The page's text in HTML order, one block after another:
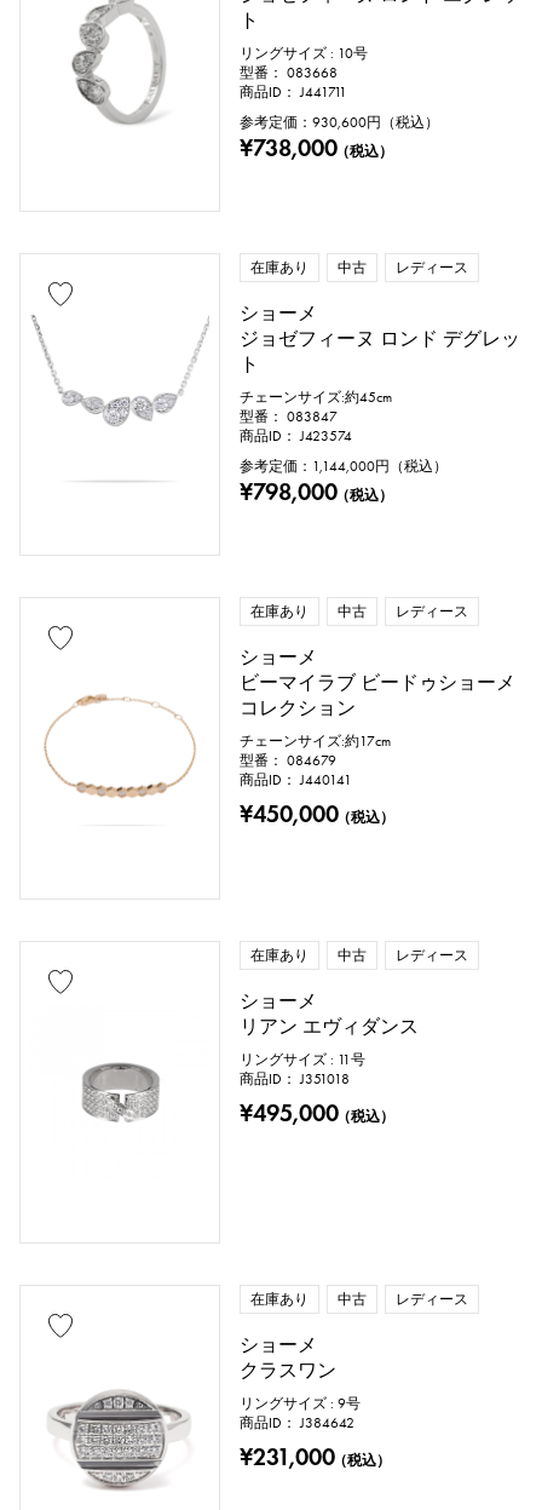
ト
リングサイズ : 10号
型番： 083668
商品ID： J441711
参考定価：930,600円（税込）
¥738,000（税込）
在庫あり 中古 レディース
ショーメ
ジョゼフィーヌ ロンド デグレッ
ト
チェーンサイズ:約45cm
型番： 083847
商品ID： J423574
参考定価： 1,144,000円（税込）
¥798,000（税込）
在庫あり 中古 レディース
ショーメ
ビーマイラブ ビードゥショーメ
コレクション
チェーンサイズ:約17cm
型番： 084679
商品ID： J440141
¥450,000（税込）
在庫あり 中古 レディース
ショーメ
リアン エヴィダンス
リングサイズ : 11号
商品ID： J351018
¥495,000（税込）
在庫あり 中古 レディース
ショーメ
クラスワン
リングサイズ : 9号
商品ID： J384642
¥231,000（税込）